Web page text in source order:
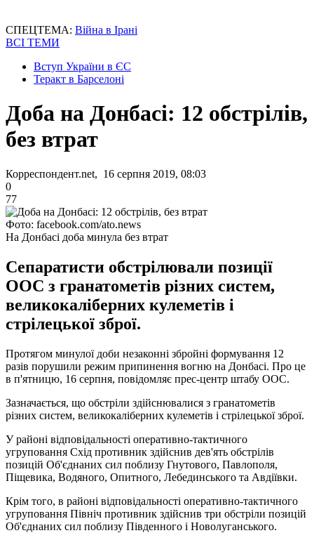
СПЕЦТЕМА: Війна в Ірані
ВСІ ТЕМИ
Вступ України в ЄС
Теракт в Барселоні
Доба на Донбасі: 12 обстрілів,
без втрат
Корреспондент.net, 16 серпня 2019, 08:03
0
77
Фото: facebook.com/ato.news
На Донбасі доба минула без втрат
Сепаратисти обстрілювали позиції
ООС з гранатометів різних систем,
великокаліберних кулеметів і
стрілецької зброї.
Протягом минулої доби незаконні збройні формування 12
разів порушили режим припинення вогню на Донбасі. Про це
в п'ятницю, 16 серпня, повідомляє прес-центр штабу ООС.
Зазначається, що обстріли здійснювалися з гранатометів
різних систем, великокаліберних кулеметів і стрілецької зброї.
У районі відповідальності оперативно-тактичного
угруповання Схід противник здійснив дев'ять обстрілів
позицій Об'єднаних сил поблизу Гнутового, Павлополя,
Піщевика, Водяного, Опитного, Лебединського та Авдіївки.
Крім того, в районі відповідальності оперативно-тактичного
угруповання Північ противник здійснив три обстріли позицій
Об'єднаних сил поблизу Південного і Новолуганського.